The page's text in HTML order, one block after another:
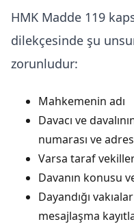
HMK Madde 119
dilekçesinde şu
zorunludur:
Mahkemenin adı
Davacı ve
numarası ve
Varsa taraf
Davanın konusu
Dayandığı
mesajlaşma